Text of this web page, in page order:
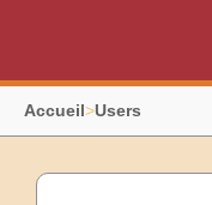
Accueil>Users